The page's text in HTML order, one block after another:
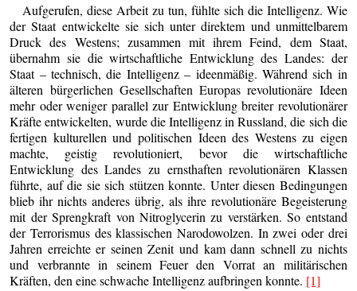
Aufgerufen, diese Arbeit zu tun, fühlte sich die Intelligenz. Wie
der Staat entwickelte sie sich unter direktem und unmittelbarem
Druck des Westens; zusammen mit ihrem Feind, dem Staat,
übernahm sie die wirtschaftliche Entwicklung des Landes: der
Staat – technisch, die Intelligenz – ideenmäßig. Während sich in
älteren bürgerlichen Gesellschaften Europas revolutionäre Ideen
mehr oder weniger parallel zur Entwicklung breiter revolutionärer
Kräfte entwickelten, wurde die Intelligenz in Russland, die sich die
fertigen kulturellen und politischen Ideen des Westens zu eigen
machte, geistig revolutioniert, bevor die wirtschaftliche
Entwicklung des Landes zu ernsthaften revolutionären Klassen
führte, auf die sie sich stützen konnte. Unter diesen Bedingungen
blieb ihr nichts anderes übrig, als ihre revolutionäre Begeisterung
mit der Sprengkraft von Nitroglycerin zu verstärken. So entstand
der Terrorismus des klassischen Narodowolzen. In zwei oder drei
Jahren erreichte er seinen Zenit und kam dann schnell zu nichts
und verbrannte in seinem Feuer den Vorrat an militärischen
Kräften, den eine schwache Intelligenz aufbringen konnte. [1]